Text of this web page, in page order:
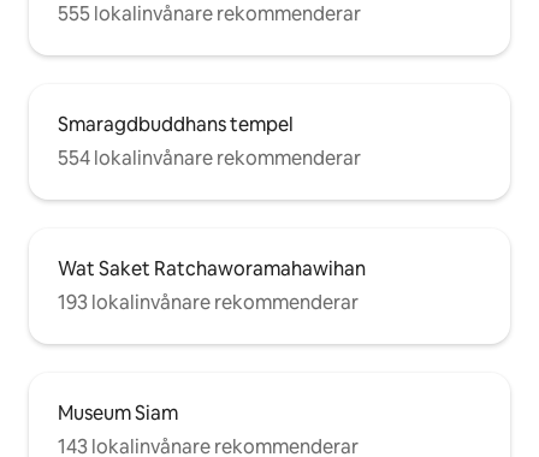
555 lokalinvånare rekommenderar
Smaragdbuddhans tempel
554 lokalinvånare rekommenderar
Wat Saket Ratchaworamahawihan
193 lokalinvånare rekommenderar
Museum Siam
143 lokalinvånare rekommenderar